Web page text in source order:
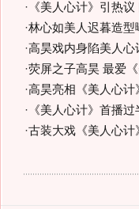
· 《美人心计》引热
·林心如美人迟暮造
·高昊戏内身陷美人
·荧屏之子高昊 最爱
·高昊亮相《美人心
· 《美人心计》首播
·古装大戏《美人心计